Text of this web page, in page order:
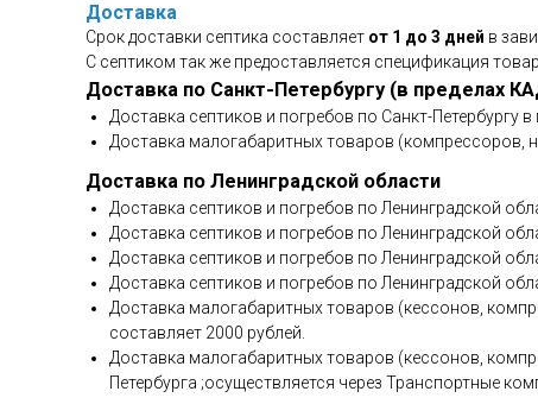
Доставка
Срок доставки септика составляет от 1 до 3 дней в
С септиком так же предоставляется спецификация
Доставка по Санкт-Петербургу (в пределах
Доставка септиков и погребов по Санкт-Петербургу
Доставка малогабаритных товаров (компрессоров,
Доставка по Ленинградской области
Доставка септиков и погребов по Ленинградской
Доставка септиков и погребов по Ленинградской
Доставка септиков и погребов по Ленинградской
Доставка септиков и погребов по Ленинградской
Доставка малогабаритных товаров (кессонов,
составляет 2000 рублей.
Доставка малогабаритных товаров (кессонов,
Петербурга ;осуществляется через Транспортные